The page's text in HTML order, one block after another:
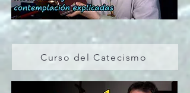
Curso del Catecismo